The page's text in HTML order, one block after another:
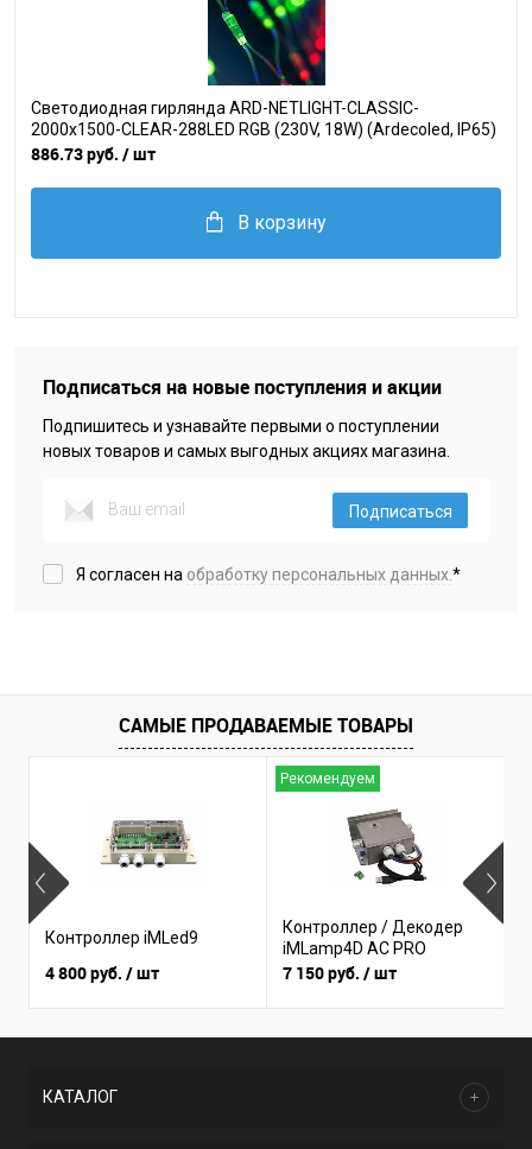
Светодиодная гирлянда ARD-NETLIGHT-CLASSIC-
2000x1500-CLEAR-288LED RGB (230V, 18W) (Ardecoled, IP65)
886.73 руб. / шт
В корзину
Подписаться на новые поступления и акции
Подпишитесь и узнавайте первыми о поступлении
новых товаров и самых выгодных акциях магазина.
Подписаться
Я согласен на обработку персональных данных.*
САМЫЕ ПРОДАВАЕМЫЕ ТОВАРЫ
Контроллер iMLed9
4 800 руб. / шт
Рекомендуем
Контроллер / Декодер
iMLamp4D AC PRO
7 150 руб. / шт
КАТАЛОГ